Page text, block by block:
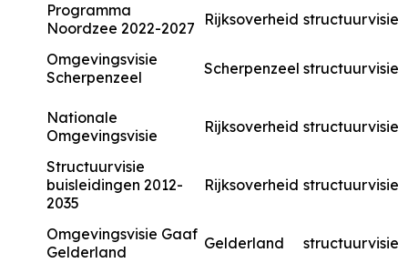
Programma
Noordzee 2022-2027
Rijksoverheid structuurvisie
Omgevingsvisie
Scherpenzeel
Scherpenzeel structuurvisie
Nationale
Omgevingsvisie
Rijksoverheid structuurvisie
Structuurvisie
buisleidingen 2012-
2035
Rijksoverheid structuurvisie
Omgevingsvisie Gaaf
Gelderland
Gelderland structuurvisie